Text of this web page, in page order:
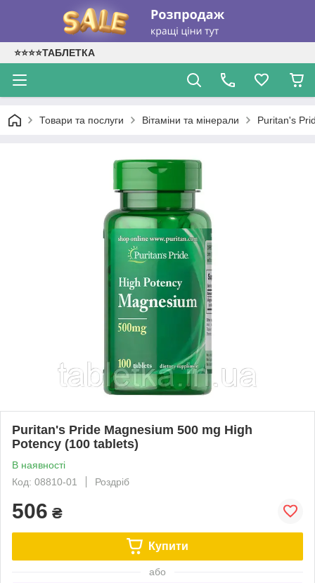
⭐⭐⭐⭐ТАБЛЕТКА
Товари та послуги Вітаміни та мінерали Puritan's
Puritan's Pride Magnesium 500 mg High
Potency (100 tablets)
В наявності
Код: 08810-01
Роздріб
506 ₴
Купити
або